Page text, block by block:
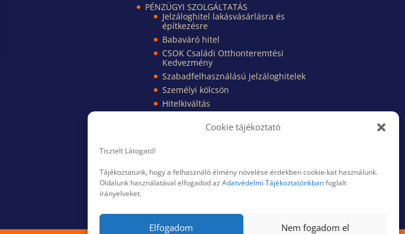
Cookie tájékoztató
Tisztelt Látogató!
Tájékoztatunk, hogy a felhasználó élmény növelése érdekben cookie-kat használunk.
Oldalunk használatával elfogadod az Adatvédelmi Tájékoztatónkbanfoglalt
irányelveket.
Elfogadom Nem fogadom el
PÉNZÜGYI SZOLGÁLTATÁS
Jelzáloghitel lakásvásárlásra és
építkezésre
Babaváró hitel
CSOK Családi Otthonteremtési
Kedvezmény
Szabadfelhasználású jelzáloghitelek
Személyi kölcsön
Hitelkiváltás
Pénzügyi dokumentumok
RÓLAM
BLOG